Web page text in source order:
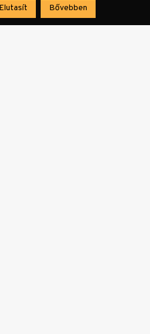
felújítás film
korszerűsítés
Elutasít Bővebben